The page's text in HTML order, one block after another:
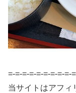
=-=-=-=-=-=-=-=-=-
当サイトはアフィ